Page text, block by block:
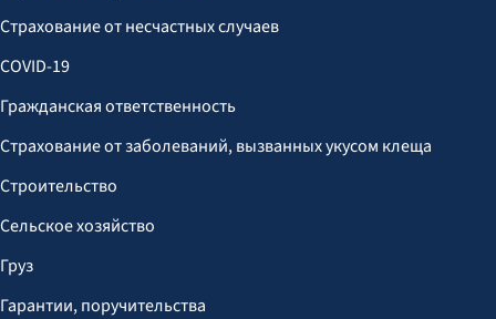
Страхование от несчастных случаев
COVID-19
Гражданская ответственность
Страхование от заболеваний, вызванных укусом клеща
Строительство
Сельское хозяйство
Груз
Гарантии, поручительства